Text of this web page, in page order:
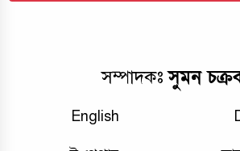
সম্পাদকঃসুমন
English